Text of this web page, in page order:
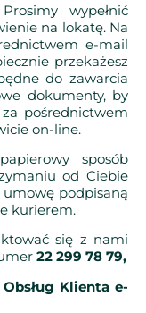
wypełnić
na lokatę. Na
e-mail
przekażesz
do zawarcia
dokumenty, by
pośrednictwem
on-line.
sposób
od Ciebie
podpisaną
kurierem.
się z nami
22 299 78 79,
Obsług Klienta e-